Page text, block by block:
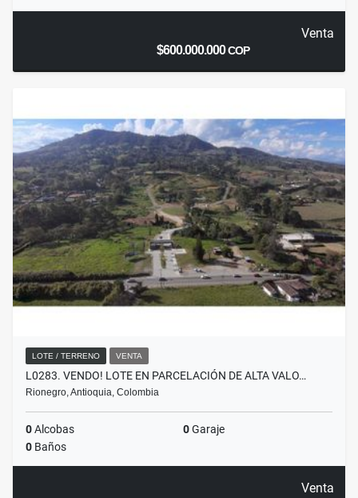
Venta
$600.000.000COP
LOTE / TERRENO VENTA
L0283. VENDO! LOTE EN PARCELACIÓN DE ALTA VALO…
Rionegro, Antioquia, Colombia
0Alcobas 0Garaje
0 Baños
Venta